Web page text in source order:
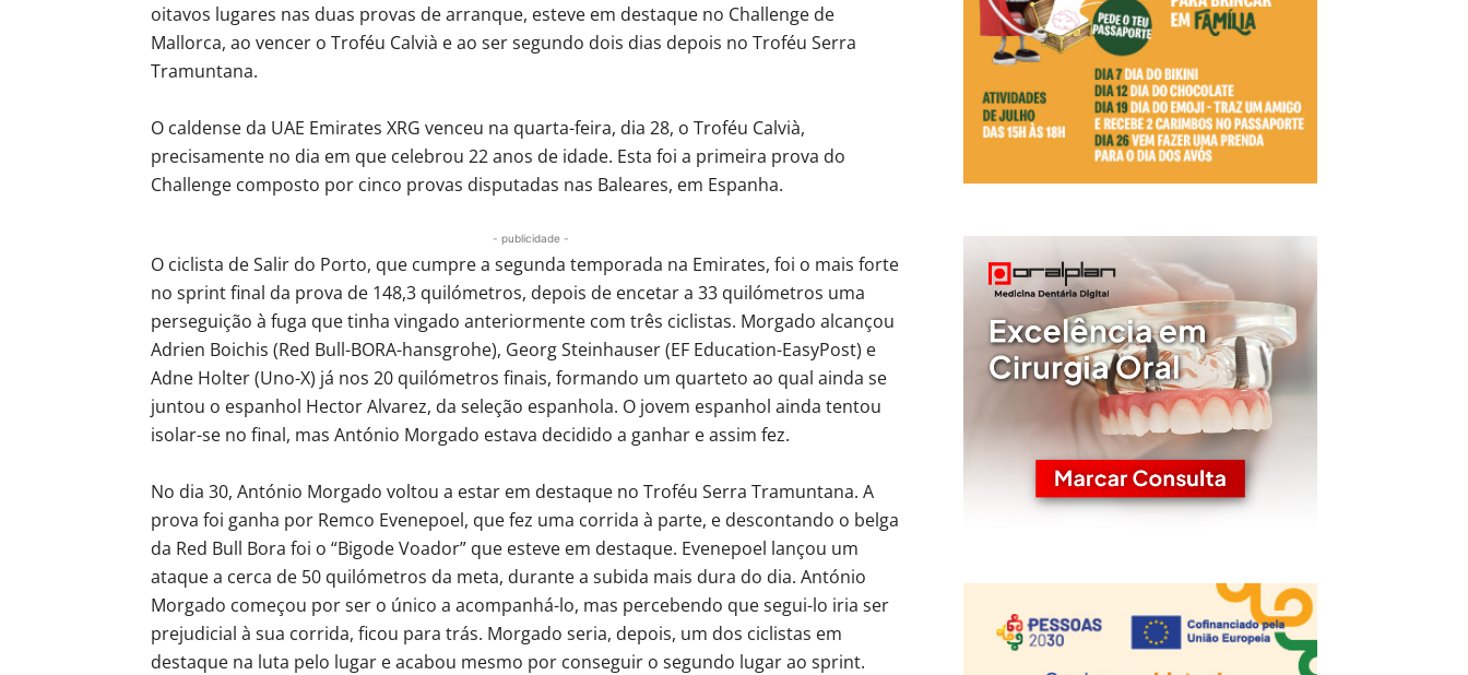
oitavos lugares nas duas provas de arranque, esteve em destaque no Challenge de
Mallorca, ao vencer o Troféu Calvià e ao ser segundo dois dias depois no Troféu Serra
Tramuntana.
O caldense da UAE Emirates XRG venceu na quarta-feira, dia 28, o Troféu Calvià,
precisamente no dia em que celebrou 22 anos de idade. Esta foi a primeira prova do
Challenge composto por cinco provas disputadas nas Baleares, em Espanha.
- publicidade -
O ciclista de Salir do Porto, que cumpre a segunda temporada na Emirates, foi o mais forte
no sprint final da prova de 148,3 quilómetros, depois de encetar a 33 quilómetros uma
perseguição à fuga que tinha vingado anteriormente com três ciclistas. Morgado alcançou
Adrien Boichis (Red Bull-BORA-hansgrohe), Georg Steinhauser (EF Education-EasyPost) e
Adne Holter (Uno-X) já nos 20 quilómetros finais, formando um quarteto ao qual ainda se
juntou o espanhol Hector Alvarez, da seleção espanhola. O jovem espanhol ainda tentou
isolar-se no final, mas António Morgado estava decidido a ganhar e assim fez.
No dia 30, António Morgado voltou a estar em destaque no Troféu Serra Tramuntana. A
prova foi ganha por Remco Evenepoel, que fez uma corrida à parte, e descontando o belga
da Red Bull Bora foi o “Bigode Voador” que esteve em destaque. Evenepoel lançou um
ataque a cerca de 50 quilómetros da meta, durante a subida mais dura do dia. António
Morgado começou por ser o único a acompanhá-lo, mas percebendo que segui-lo iria ser
prejudicial à sua corrida, ficou para trás. Morgado seria, depois, um dos ciclistas em
destaque na luta pelo lugar e acabou mesmo por conseguir o segundo lugar ao sprint.